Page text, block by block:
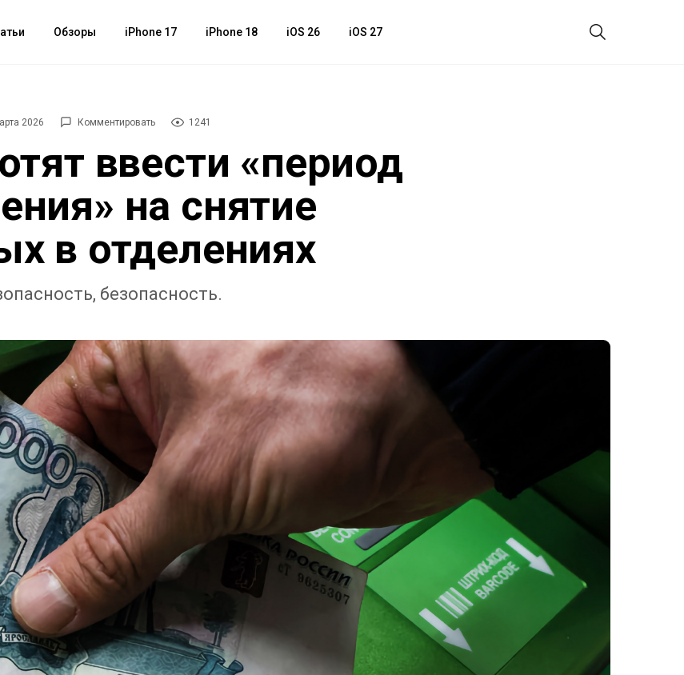
Обзоры iPhone 17 iPhone 18 iOS 26 iOS 27
2026 Комментировать 1241
ввести «период
на снятие
в отделениях
безопасность.